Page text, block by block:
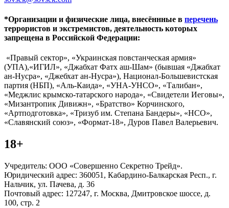
*Организации и физические лица, внесённные в перечень
террористов и экстремистов, деятельность которых
запрещена в Российской Федерации:
«Правый сектор», «Украинская повстанческая армия»
(УПА),«ИГИЛ», «Джабхат Фатх аш-Шам» (бывшая «Джабхат
ан-Нусра», «Джебхат ан-Нусра»), Национал-Большевистская
партия (НБП), «Аль-Каида», «УНА-УНСО», «Талибан»,
«Меджлис крымско-татарского народа», «Свидетели Иеговы»,
«Мизантропик Дивижн», «Братство» Корчинского,
«Артподготовка», «Тризуб им. Степана Бандеры», «НСО»,
«Славянский союз», «Формат-18», Дуров Павел Валерьевич.
18+
Учредитель: ООО «Совершенно Секретно Трейд».
Юридический адрес: 360051, Кабардино-Балкарская Респ., г.
Нальчик, ул. Пачева, д. 36
Почтовый адрес: 127247, г. Москва, Дмитровское шоссе, д.
100, стр. 2